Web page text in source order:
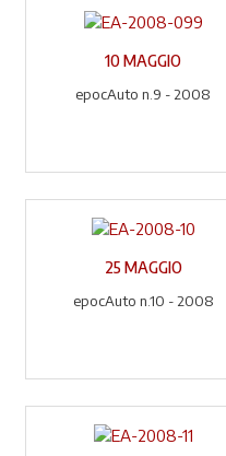
10 MAGGIO
epocAuto n.9 - 2008
25 MAGGIO
epocAuto n.10 - 2008